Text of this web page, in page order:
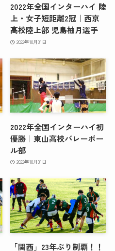
2022年全国インターハイ 陸
上・女子短距離2冠｜西京
高校陸上部 児島柚月選手
2022年10月31日
2022年全国インターハイ初
優勝｜東山高校バレーボー
ル部
2022年10月31日
「関西」23年ぶり制覇！！